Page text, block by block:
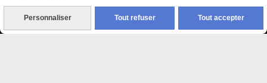
Personnaliser Tout refuser Tout accepter